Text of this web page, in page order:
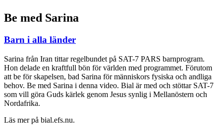
Be med Sarina
Barn i alla länder
Sarina från Iran tittar regelbundet på SAT-7 PARS barnprogram.
Hon delade en kraftfull bön för världen med programmet. Förutom
att be för skapelsen, bad Sarina för människors fysiska och andliga
behov. Be med Sarina i denna video. Bial är med och stöttar SAT-7
som vill göra Guds kärlek genom Jesus synlig i Mellanöstern och
Nordafrika.
Läs mer på bial.efs.nu.